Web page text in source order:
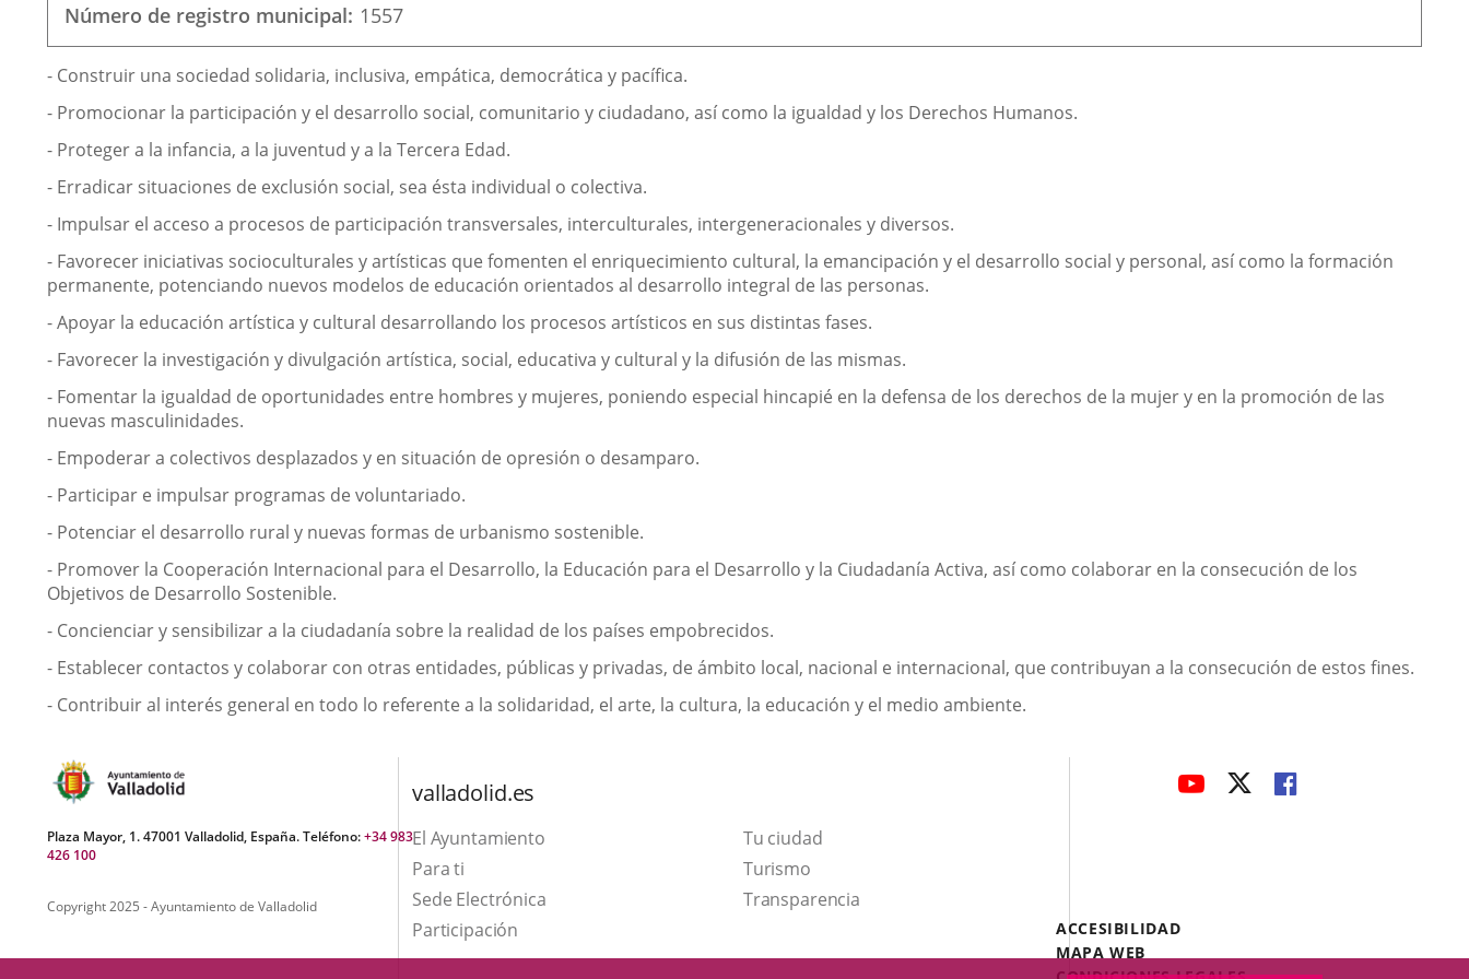
Número de registro municipal 1557
Finalidad
de
asociación
- Construir una sociedad solidaria, inclusiva, empática, democrática y pacífica.
- Promocionar la participación y el desarrollo social, comunitario y ciudadano, así como la igualdad y los Derechos Humanos.
- Proteger a la infancia, a la juventud y a la Tercera Edad.
- Erradicar situaciones de exclusión social, sea ésta individual o colectiva.
- Impulsar el acceso a procesos de participación transversales, interculturales, intergeneracionales y diversos.
- Favorecer iniciativas socioculturales y artísticas que fomenten el enriquecimiento cultural, la emancipación y el desarrollo social y personal, así como la formación
permanente, potenciando nuevos modelos de educación orientados al desarrollo integral de las personas.
- Apoyar la educación artística y cultural desarrollando los procesos artísticos en sus distintas fases.
- Favorecer la investigación y divulgación artística, social, educativa y cultural y la difusión de las mismas.
- Fomentar la igualdad de oportunidades entre hombres y mujeres, poniendo especial hincapié en la defensa de los derechos de la mujer y en la promoción de las
nuevas masculinidades.
- Empoderar a colectivos desplazados y en situación de opresión o desamparo.
- Participar e impulsar programas de voluntariado.
- Potenciar el desarrollo rural y nuevas formas de urbanismo sostenible.
- Promover la Cooperación Internacional para el Desarrollo, la Educación para el Desarrollo y la Ciudadanía Activa, así como colaborar en la consecución de los
Objetivos de Desarrollo Sostenible.
- Concienciar y sensibilizar a la ciudadanía sobre la realidad de los países empobrecidos.
- Establecer contactos y colaborar con otras entidades, públicas y privadas, de ámbito local, nacional e internacional, que contribuyan a la consecución de estos fines.
- Contribuir al interés general en todo lo referente a la solidaridad, el arte, la cultura, la educación y el medio ambiente.
Plaza Mayor, 1. 47001 Valladolid, España. Teléfono:+34 983
426 100
Copyright 2025 - Ayuntamiento de Valladolid
valladolid.es
El Ayuntamiento
Tu ciudad
Para ti
TurismoEste
enlace
abrirá
Sede ElectrónicaEnlace
una
Transparencia
Participación
ENLACEENLACEENLACE
Menú
Legal
ACCESIBILIDAD
MAPA WEB